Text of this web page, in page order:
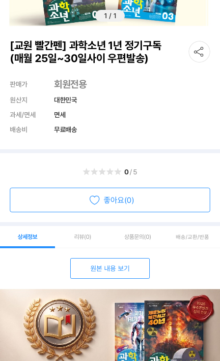
1 / 1
[교원 빨간펜] 과학소년 1년 정기구독
(매월 25일~30일사이 우편발송)
판매가 회원전용
원산지
대한민국
과세/면세
면세
배송비
무료배송
0/5
좋아요(0)
상세정보 리뷰(0) 상품문의 (0) 배송/교환/반품
원본 내용 보기